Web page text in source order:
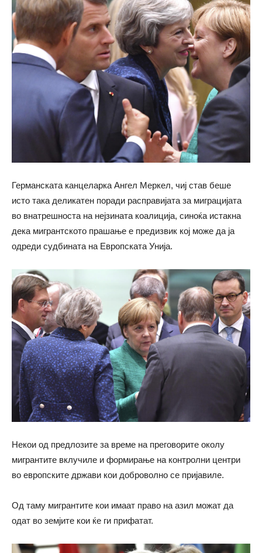
Германската канцеларка Ангел Меркел, чиј став беше
исто така деликатен поради расправијата за миграцијата
во внатрешноста на нејзината коалиција, синоќа истакна
дека мигрантското прашање е предизвик кој може да ја
одреди судбината на Европската Унија.
Некои од предлозите за време на преговорите околу
мигрантите вклучиле и формирање на контролни центри
во европските држави кои доброволно се пријавиле.
Од таму мигрантите кои имаат право на азил можат да
одат во земјите кои ќе ги прифатат.